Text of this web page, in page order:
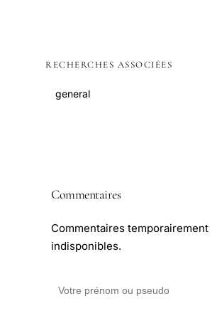
RECHERCHES ASSOCIÉES
general
Commentaires
Commentaires temporairement
indisponibles.